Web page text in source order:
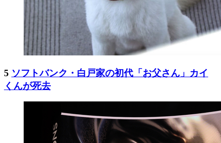
5 ソフトバンク・白戸家の初代「お父さん」カイ
くんが死去